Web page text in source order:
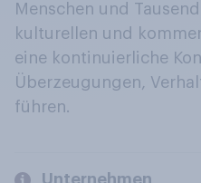
Menschen und
kulturellen und
eine kontinuierliche
Überzeugungen,
führen.
Unternehmen